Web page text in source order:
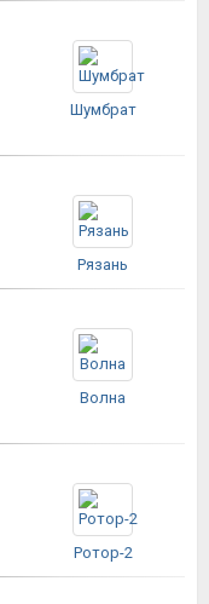
Шумбрат
Рязань
Волна
Ротор-2